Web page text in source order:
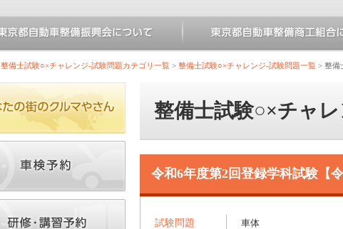
整備士試験○×チャレンジ-試験問題カテゴリ一覧 > 整備士試験○×チャレンジ-試験問題一覧 > 整備
整備士試験○×チャ
令和6年度第2回登録学科試験【令
試験問題
車体